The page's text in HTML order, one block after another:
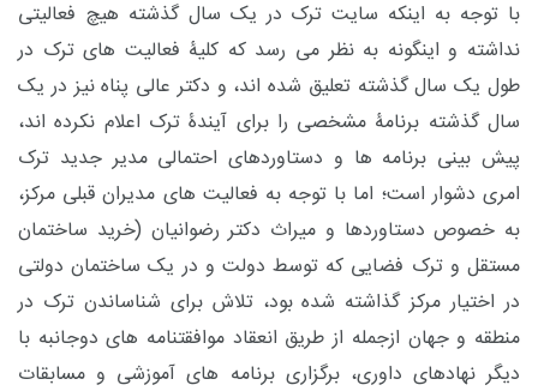
با توجه به اینکه سایت ترک در یک سال گذشته هیچ فعالیتی
نداشته و اینگونه به نظر می رسد که کلیۀ فعالیت های ترک در
طول یک سال گذشته تعلیق شده اند، و دکتر عالی پناه نیز در یک
سال گذشته برنامۀ مشخصی را برای آیندۀ ترک اعلام نکرده اند،
پیش بینی برنامه ها و دستاوردهای احتمالی مدیر جدید ترک
امری دشوار است؛ اما با توجه به فعالیت های مدیران قبلی مرکز،
به خصوص دستاوردها و میراث دکتر رضوانیان (خرید ساختمان
مستقل و ترک فضایی که توسط دولت و در یک ساختمان دولتی
در اختیار مرکز گذاشته شده بود، تلاش برای شناساندن ترک در
منطقه و جهان ازجمله از طریق انعقاد موافقتنامه های دوجانبه با
دیگر نهادهای داوری، برگزاری برنامه های آموزشی و مسابقات